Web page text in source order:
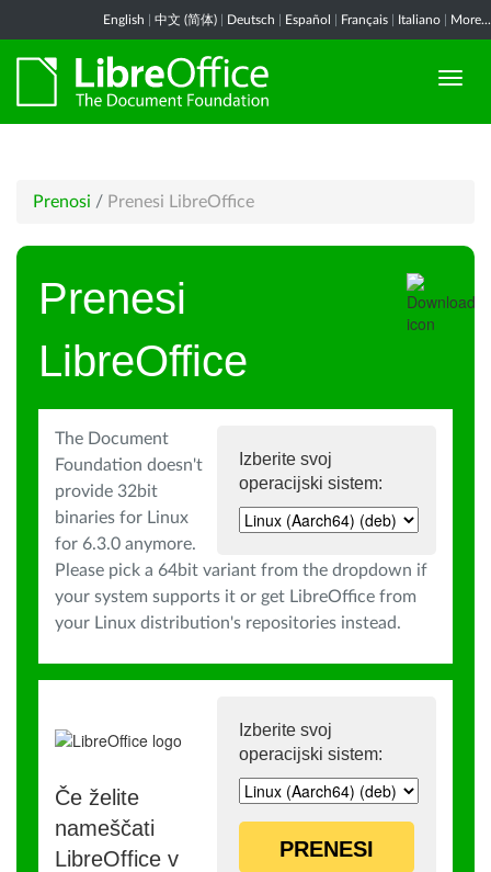
English 中文 (简体) Deutsch Español Français Italiano More...
Prenosi / Prenesi LibreOffice
Prenesi
LibreOffice
Izberite svoj
operacijski sistem:
The Document
Foundation doesn't
provide 32bit
binaries for Linux
for 6.3.0 anymore.
Please pick a 64bit variant from the dropdown if
your system supports it or get LibreOffice from
your Linux distribution's repositories instead.
Izberite svoj
operacijski sistem:
PRENESI
Če želite
nameščati
LibreOffice v